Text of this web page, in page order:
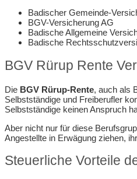
Badischer Gemeinde-
BGV-Versicherung AG
Badische Allgemeine
Badische
BGV Rürup Rente
Die BGV Rürup-Rente, auch als
Selbstständige und Freiberufler
Selbstständige keinen Anspruch
Aber nicht nur für diese
Angestellte in Erwägung ziehen,
Steuerliche Vorteile